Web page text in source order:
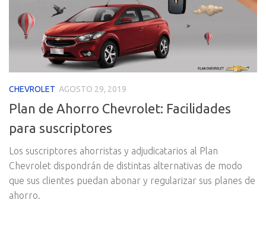
CHEVROLET AGOSTO 29, 2019
Plan de Ahorro Chevrolet: Facilidades
para suscriptores
Los suscriptores ahorristas y adjudicatarios al Plan
Chevrolet dispondrán de distintas alternativas de modo
que sus clientes puedan abonar y regularizar sus planes de
ahorro.